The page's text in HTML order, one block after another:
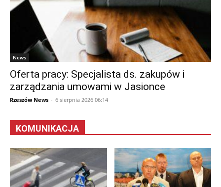
News
Oferta pracy: Specjalista ds. zakupów i
zarządzania umowami w Jasionce
Rzeszów News - 6 sierpnia 2026 06:14
KOMUNIKACJA